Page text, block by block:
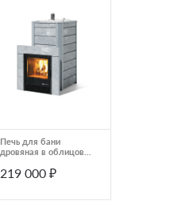
Печь для бани
дровяная в облицовке
Ялта 40 AISI430
219 000 ₽